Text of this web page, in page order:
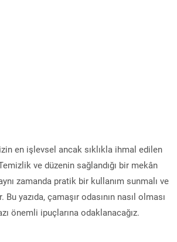
en işlevsel ancak sıklıkla ihmal edilen
ve düzenin sağlandığı bir mekân
zamanda pratik bir kullanım sunmalı ve
Bu yazıda, çamaşır odasının nasıl olması
önemli ipuçlarına odaklanacağız.